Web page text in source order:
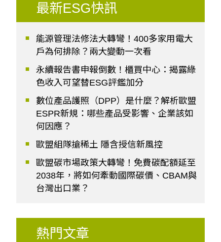
最新ESG快訊
能源管理法修法大轉彎！400多家用電大
戶為何排除？兩大變動一次看
永續報告書申報倒數！櫃買中心：揭露綠
色收入可望替ESG評鑑加分
數位產品護照（DPP）是什麼？解析歐盟
ESPR新規：哪些產品受影響、企業該如
何因應？
歐盟組隊搶稀土 隱含授信新風控
歐盟碳市場政策大轉彎！免費碳配額延至
2038年，將如何牽動國際碳價、CBAM與
台灣出口業？
熱門文章